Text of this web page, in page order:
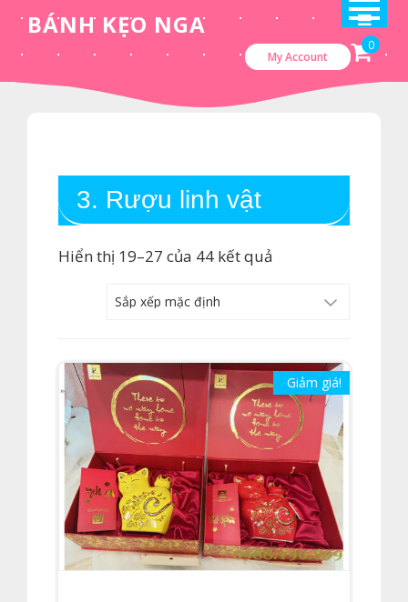
content
BÁNH KẸO NGA
0
My Account
3. Rượu linh vật
Hiển thị 19–27 của 44 kết quả
Giảm giá!